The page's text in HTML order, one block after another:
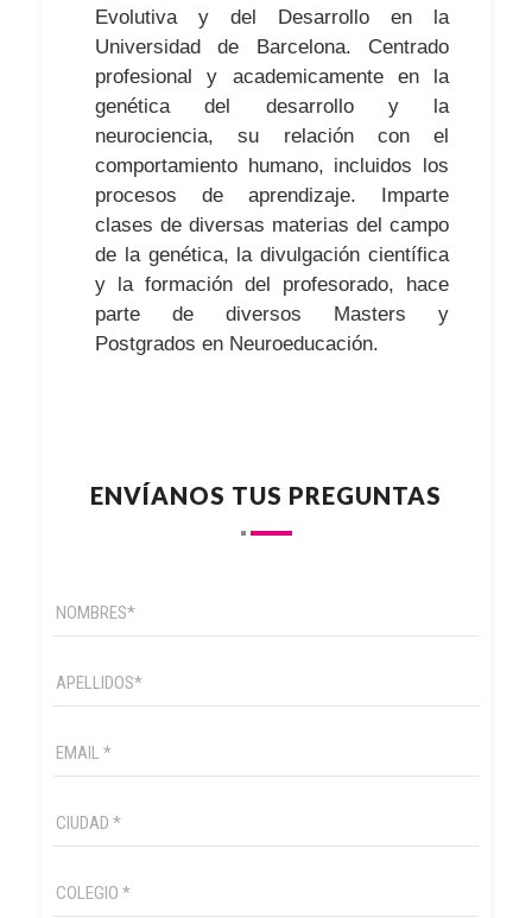
Evolutiva y del Desarrollo en la
Universidad de Barcelona. Centrado
profesional y academicamente en la
genética del desarrollo y la
neurociencia, su relación con el
comportamiento humano, incluidos los
procesos de aprendizaje. Imparte
clases de diversas materias del campo
de la genética, la divulgación científica
y la formación del profesorado, hace
parte de diversos Masters y
Postgrados en Neuroeducación.
ENVÍANOS TUS PREGUNTAS